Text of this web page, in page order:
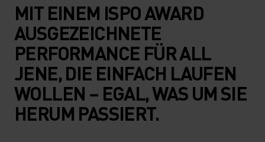
MIT EINEM ISPO AWARD
AUSGEZEICHNETE
PERFORMANCE FÜR ALL
JENE, DIE EINFACH LAUFEN
WOLLEN – EGAL, WAS UM SIE
HERUM PASSIERT.